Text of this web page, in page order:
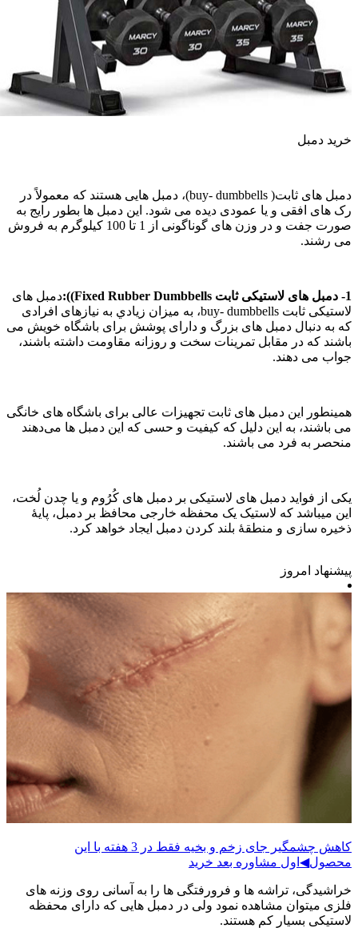
دمبل
دمبل های ثابت( buy- dumbbells)، دمبل هایی هستند که معمولاً در
های افقی و یا عمودی دیده می شود. این دمبل ها بطور رایج به
صورت جفت و در وزن های گوناگونی از 1 تا 100 کیلوگرم به فروش
رشند.
دمبل های
لاستیکی ثابت buy- dumbbells، به میزان زيادي به نیازهای افرادی
به دنبال دمبل های بزرگ و دارای پوشش برای باشگاه خویش می
که در مقابل تمرینات سخت و روزانه مقاومت داشته باشند،
می دهند.
این دمبل های ثابت تجهيزات عالی برای باشگاه های خانگی
باشند، به این دلیل که کیفیت و حسی که این دمبل ها می‌دهند
به فرد می باشند.
از فواید دمبل های لاستیکی بر دمبل های کُرُوم و یا چدن لُخت،
میباشد که لاستیک یک محفظه خارجی محافظ بر دمبل، پایۀ
سازی و منطقۀ بلند کردن دمبل ایجاد خواهد کرد.
امروز
کاهش چشمگیر جای زخم و بخیه فقط در 3 هفته با این
مشاوره بعد خرید
تراشه ها و فرورفتگی ها را به آسانی روی وزنه های
میتوان مشاهده نمود ولی در دمبل هایی که دارای محفظه
بسیار کم هستند.